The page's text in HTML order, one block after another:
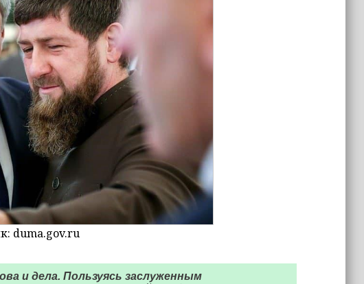
duma.gov.ru
и дела. Пользуясь заслуженным